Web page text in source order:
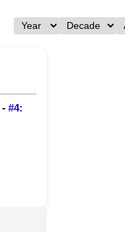
- #4: